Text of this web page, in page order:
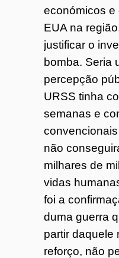
económicos e
EUA na
justificar o
bomba. Seria
percepção
URSS tinha
semanas e
não
milhares de
vidas
foi a
duma guerra
partir daquele
reforço, não